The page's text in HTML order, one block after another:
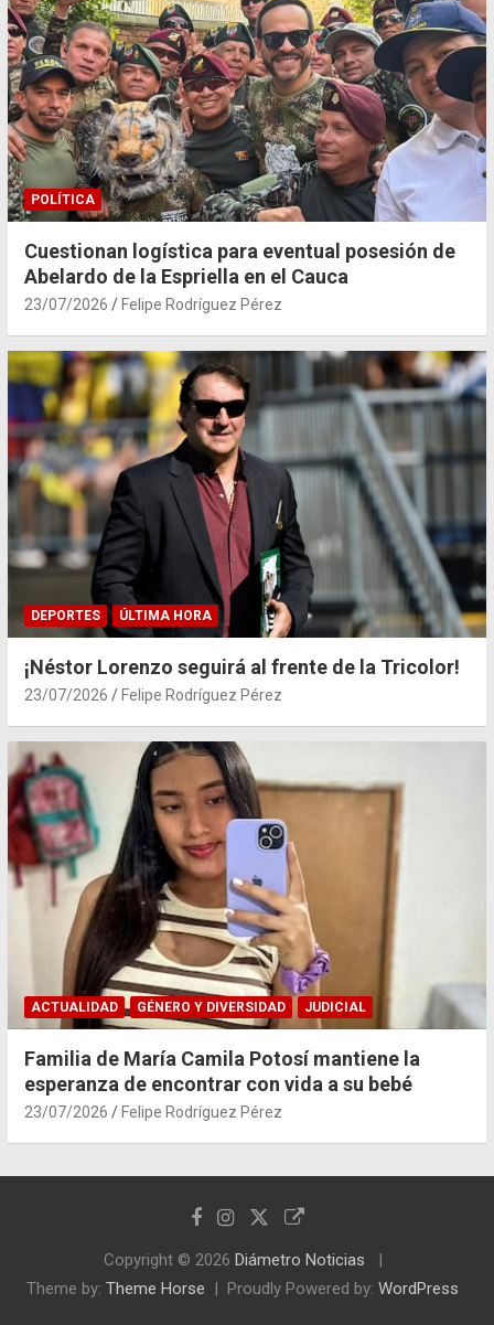
POLÍTICA
Cuestionan logística para eventual posesión de
Abelardo de la Espriella en el Cauca
23/07/2026 Felipe Rodríguez Pérez
DEPORTES ÚLTIMA HORA
¡Néstor Lorenzo seguirá al frente de la Tricolor!
23/07/2026 Felipe Rodríguez Pérez
ACTUALIDAD GÉNERO Y DIVERSIDAD JUDICIAL
Familia de María Camila Potosí mantiene la
esperanza de encontrar con vida a su bebé
23/07/2026 Felipe Rodríguez Pérez
Copyright © 2026 Diámetro Noticias
Theme by: Theme Horse Proudly Powered by: WordPress